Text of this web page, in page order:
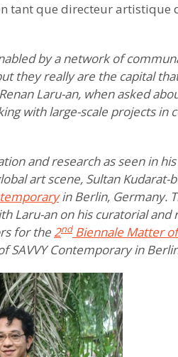
tant que directeur artistique
by a network of
they really are the capital
Laru-an, when asked
with large-scale projects in
and research as seen in
art scene, Sultan Kudarat-
in Berlin, Germany.
Laru-an on his curatorial and
for the 2ndBiennale Matter
SAVVY Contemporary in